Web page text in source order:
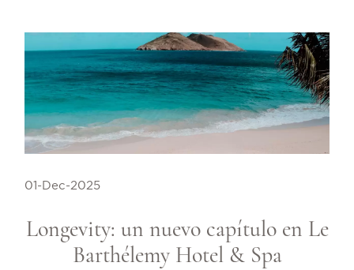
01-Dec-2025
Longevity: un nuevo capítulo en Le
Barthélemy Hotel & Spa